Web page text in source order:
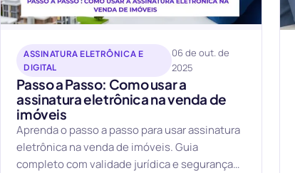
ASSINATURA ELETRÔNICA E
DIGITAL
06 de out. de
2025
Passo a Passo: Como usar a
assinatura eletrônica na venda de
imóveis
Aprenda o passo a passo para usar assinatura
eletrônica na venda de imóveis. Guia
completo com validade jurídica e segurança